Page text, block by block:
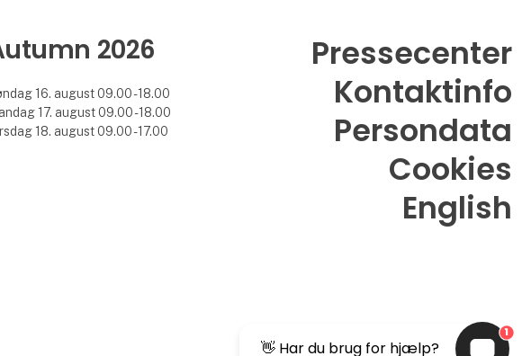
2026
16. august 09.00 - 18.00
17. august 09.00 - 18.00
18. august 09.00 - 17.00
Pressecenter
Kontaktinfo
Persondata
Cookies
English
👋 Har du brug for hjælp?
1